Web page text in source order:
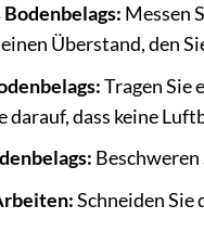
Messen
Überstand, den
Tragen Sie
darauf, dass keine
Schneiden Sie